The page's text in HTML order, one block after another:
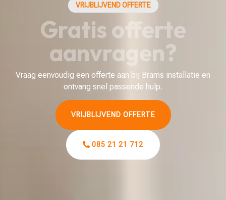
VRIJBLIJVEND OFFERTE
Gratis offerte
aanvragen?
Vraag eenvoudig een offerte aan bij Brams installatie en
ontvang snel passende hulp.
VRIJBLIJVEND OFFERTE
085 21 21 712